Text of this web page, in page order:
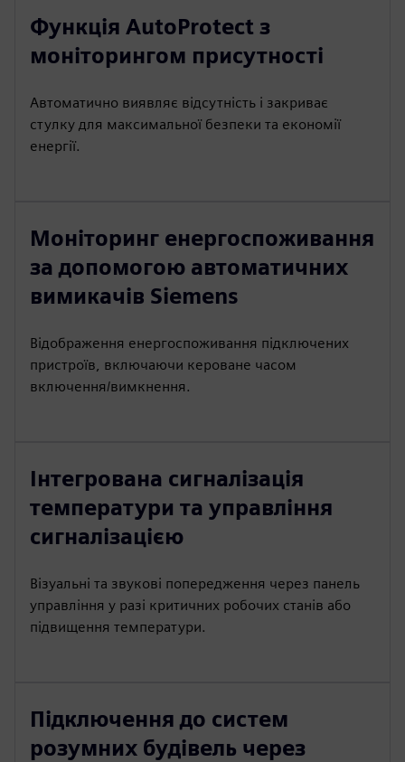
Функція AutoProtect з
моніторингом присутності
Автоматично виявляє відсутність і закриває
стулку для максимальної безпеки та економії
енергії.
Моніторинг енергоспоживання
за допомогою автоматичних
вимикачів Siemens
Відображення енергоспоживання підключених
пристроїв, включаючи кероване часом
включення/вимкнення.
Інтегрована сигналізація
температури та управління
сигналізацією
Візуальні та звукові попередження через панель
управління у разі критичних робочих станів або
підвищення температури.
Підключення до систем
розумних будівель через